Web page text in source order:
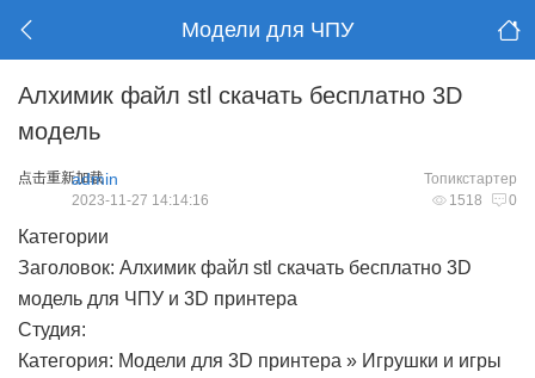
Модели для ЧПУ
Алхимик файл stl скачать бесплатно 3D
модель
点击重新加载 Топикстартер
admin
1518 0
2023-11-27 14:14:16
Категории
Заголовок: Алхимик файл stl скачать бесплатно 3D
модель для ЧПУ и 3D принтера
Студия:
Категория: Модели для 3D принтера » Игрушки и игры